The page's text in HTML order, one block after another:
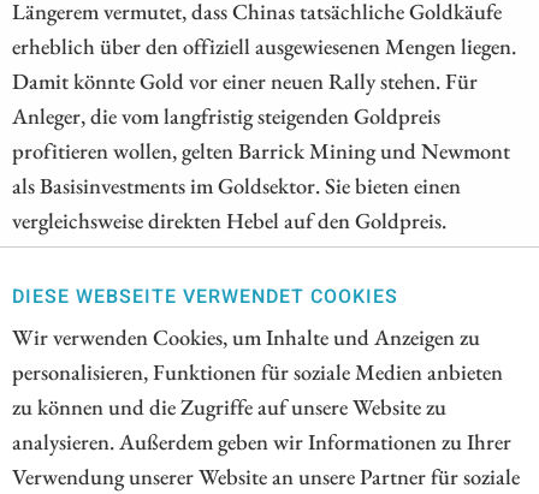
DIESE WEBSEITE VERWENDET COOKIES
Wir verwenden Cookies, um Inhalte und Anzeigen zu
personalisieren, Funktionen für soziale Medien anbieten
zu können und die Zugriffe auf unsere Website zu
analysieren. Außerdem geben wir Informationen zu Ihrer
Verwendung unserer Website an unsere Partner für soziale
Längerem vermutet, dass Chinas tatsächliche Goldkäufe
erheblich über den offiziell ausgewiesenen Mengen liegen.
Damit könnte Gold vor einer neuen Rally stehen. Für
Anleger, die vom langfristig steigenden Goldpreis
profitieren wollen, gelten Barrick Mining und Newmont
als Basisinvestments im Goldsektor. Sie bieten einen
vergleichsweise direkten Hebel auf den Goldpreis.
Steigende Verkaufspreise können sich bei stabilen
Förderkosten überproportional auf Cashflow und Gewinn
auswirken. Gleichzeitig bleiben operative Risiken,
Kostensteigerungen und politische Unsicherheiten in
einzelnen Förderländern bestehen. Für einen zusätzlichen
Hebel auf den Goldpreis bieten sich
Explorationsunternehmen zur Depotbeimischung an.